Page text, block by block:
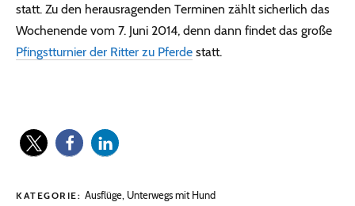
statt. Zu den herausragenden Terminen zählt sicherlich das
Wochenende vom 7. Juni 2014, denn dann findet das große
Pfingstturnier der Ritter zu Pferde statt.
KATEGORIE: Ausflüge, Unterwegs mit Hund